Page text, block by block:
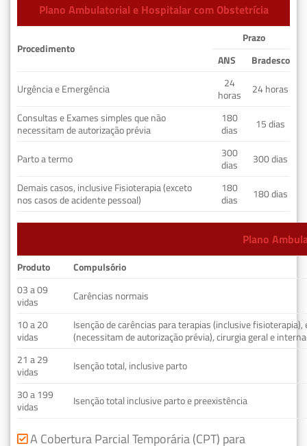
Plano Ambulatorial e Hospitalar com Obstetrícia
Procedimento
Prazo
ANS
Bradesco
Urgência e Emergência
24
horas
24 horas
Consultas e Exames simples que não
necessitam de autorização prévia
180
dias
15 dias
Parto a termo
300
dias
300 dias
Demais casos, inclusive Fisioterapia (exceto
nos casos de acidente pessoal)
180
dias
180 dias
Plano
Produto
Compulsório
03 a 09
vidas
Carências normais
10 a 20
vidas
Isenção de carências para terapias (inclusive fisioterapia),
(necessitam de autorização prévia), cirurgia geral e
21 a 29
vidas
Isenção total, inclusive parto
30 a 199
vidas
Isenção total inclusive parto e preexistência
A Cobertura Parcial Temporária (CPT) para